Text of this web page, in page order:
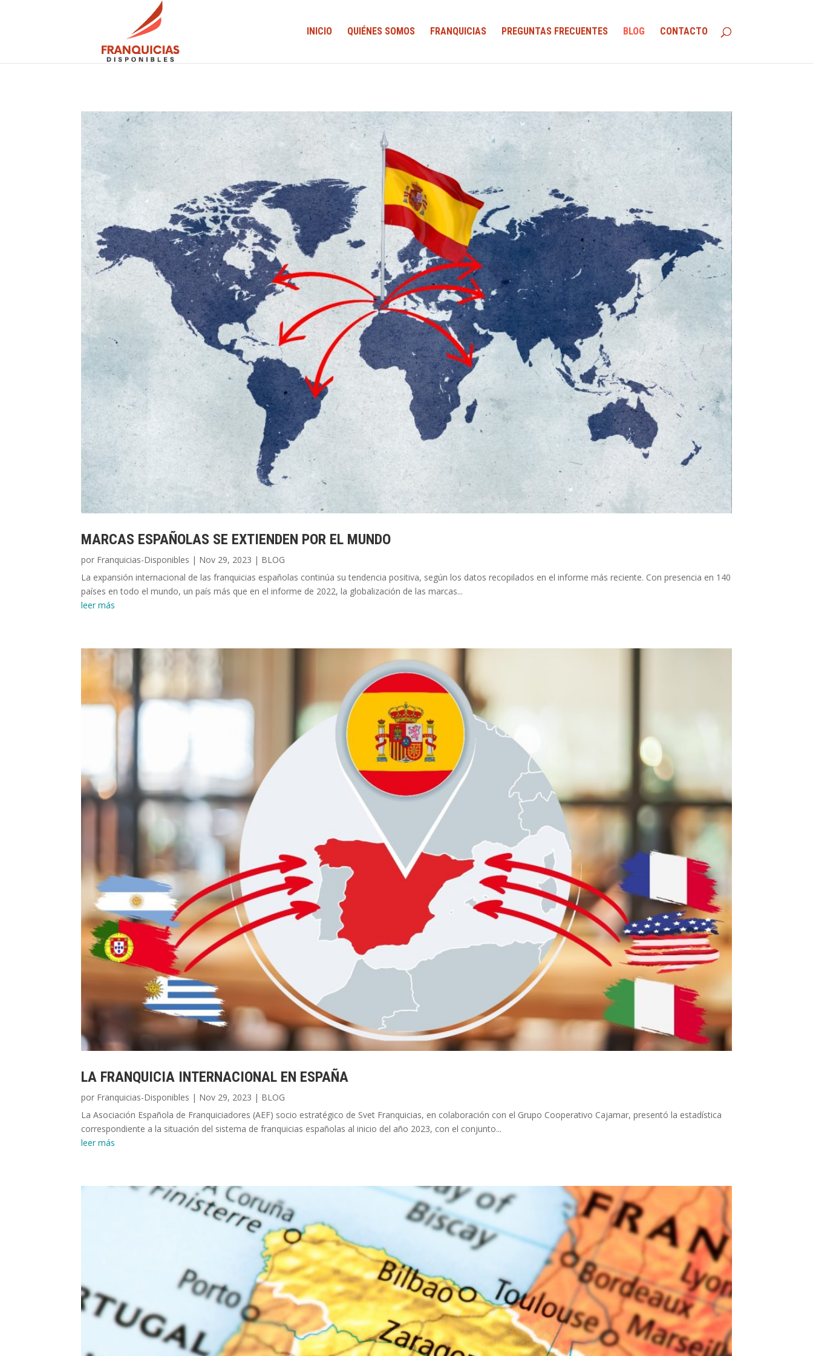
INICIO QUIÉNES SOMOS FRANQUICIAS PREGUNTAS FRECUENTES BLOG CONTACTO
MARCAS ESPAÑOLAS SE EXTIENDEN POR EL MUNDO
por Franquicias-Disponibles | Nov 29, 2023 | BLOG
La expansión internacional de las franquicias españolas continúa su tendencia positiva, según los datos recopilados en el informe más reciente. Con presencia en 140
países en todo el mundo, un país más que en el informe de 2022, la globalización de las marcas...
leer más
LA FRANQUICIA INTERNACIONAL EN ESPAÑA
por Franquicias-Disponibles | Nov 29, 2023 | BLOG
La Asociación Española de Franquiciadores (AEF) socio estratégico de Svet Franquicias, en colaboración con el Grupo Cooperativo Cajamar, presentó la estadística
correspondiente a la situación del sistema de franquicias españolas al inicio del año 2023, con el conjunto...
leer más